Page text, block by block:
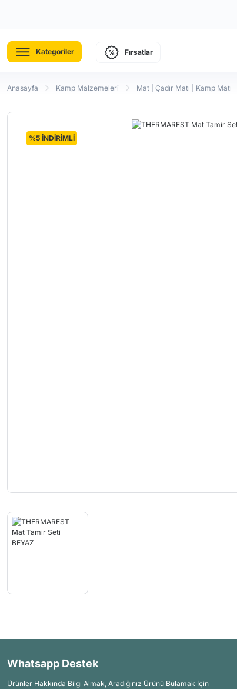
Kategoriler Fırsatlar
Anasayfa Kamp Malzemeleri Mat | Çadır Matı | Kamp Matı
%5 İNDİRİMLİ
Whatsapp Destek
Ürünler Hakkında Bilgi Almak, Aradığınız Ürünü Bulamak İçin